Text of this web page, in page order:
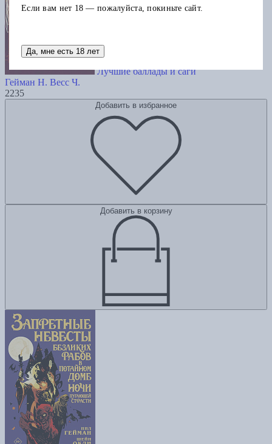
Лучшие баллады и саги
Гейман Н. Весс Ч.
2235
Добавить в избранное
Добавить в корзину
Если вам нет 18 — пожалуйста, покиньте сайт.
Да, мне есть 18 лет